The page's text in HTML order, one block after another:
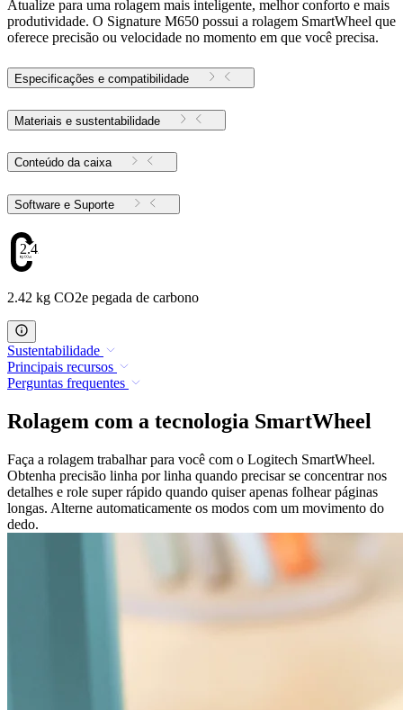
Atualize para uma rolagem mais inteligente, melhor conforto e mais
produtividade. O Signature M650 possui a rolagem SmartWheel que
oferece precisão ou velocidade no momento em que você precisa.
Especificações e compatibilidade
Materiais e sustentabilidade
Conteúdo da caixa
Software e Suporte
2.42
2.42 kg CO2e pegada de carbono
Sustentabilidade
Principais recursos
Perguntas frequentes
Rolagem com a tecnologia SmartWheel
Faça a rolagem trabalhar para você com o Logitech SmartWheel.
Obtenha precisão linha por linha quando precisar se concentrar nos
detalhes e role super rápido quando quiser apenas folhear páginas
longas. Alterne automaticamente os modos com um movimento do
dedo.